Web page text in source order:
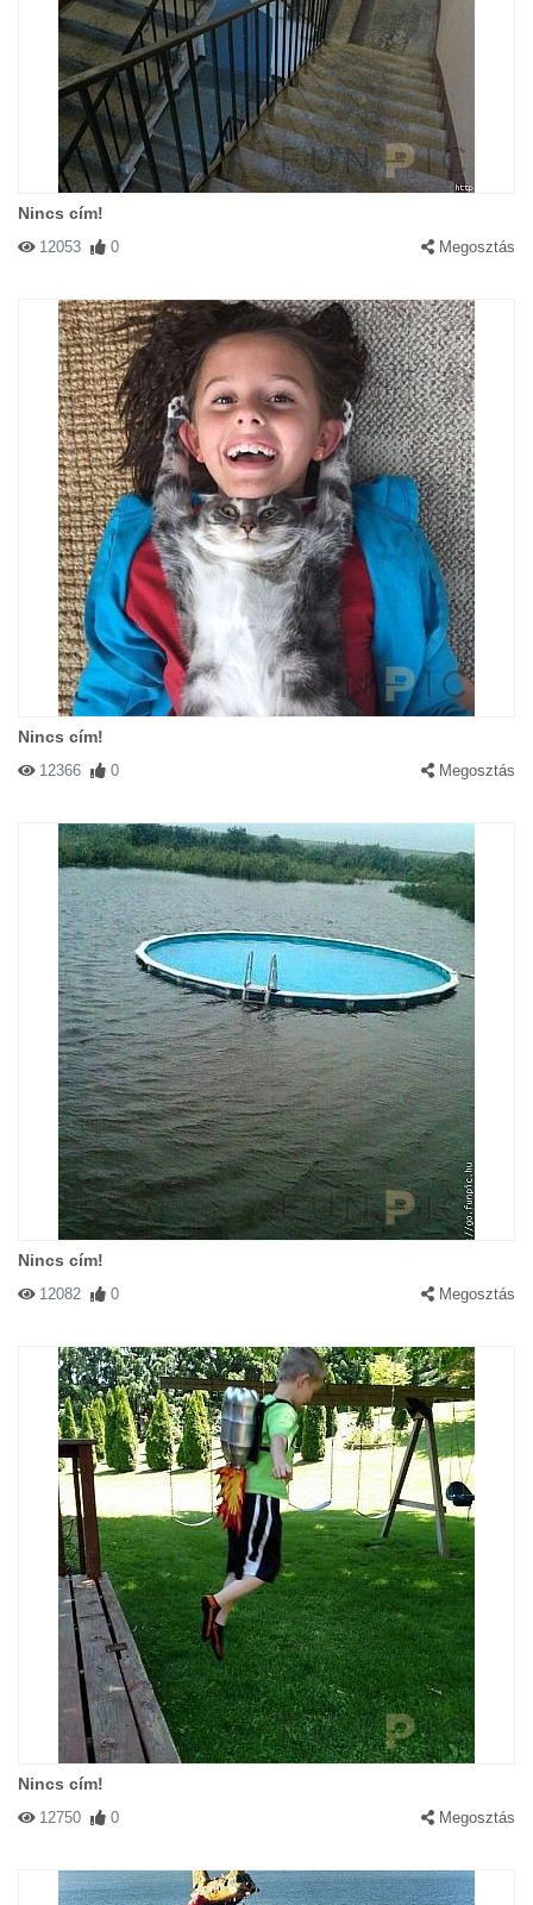
Nincs cím!
12053 0 Megosztás
Nincs cím!
12366 0 Megosztás
Nincs cím!
12082 0 Megosztás
Nincs cím!
12750 0 Megosztás